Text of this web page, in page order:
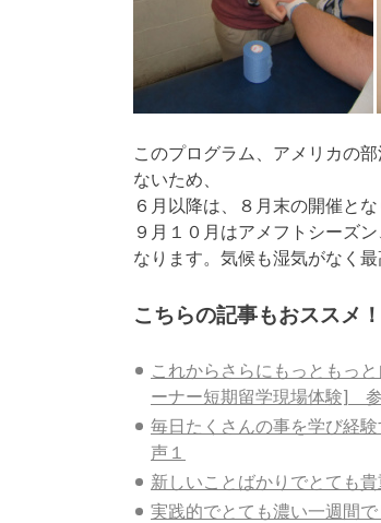
このプログラム、アメリカの
ないため、
６月以降は、８月末の開催とな
９月１０月はアメフトシーズ
なります。気候も湿気がなく最
こちらの記事もおススメ！
これからさらにもっともっ
ーナー短期留学現場体験]
毎日たくさんの事を学び経
声１
新しいことばかりでとても
実践的でとても濃い一週間